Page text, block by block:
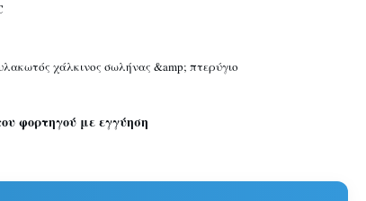
χάλκινος σωλήνας &amp; πτερύγιο
φορτηγού με εγγύηση